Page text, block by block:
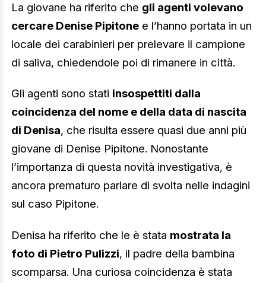
La giovane ha riferito che gli agenti volevano
cercare Denise Pipitone e l’hanno portata in un
locale dei carabinieri per prelevare il campione
di saliva, chiedendole poi di rimanere in città.
Gli agenti sono stati insospettiti dalla
coincidenza del nome e della data di nascita
di Denisa, che risulta essere quasi due anni più
giovane di Denise Pipitone. Nonostante
l’importanza di questa novità investigativa, è
ancora prematuro parlare di svolta nelle indagini
sul caso Pipitone.
Denisa ha riferito che le è stata mostrata la
foto di Pietro Pulizzi, il padre della bambina
scomparsa. Una curiosa coincidenza è stata